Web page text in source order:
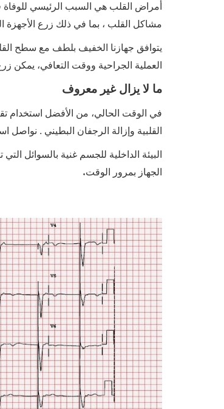
أمراض القلب هي السبب الرئيسي
مشاكل القلب ، بما في ذلك زرع الأجهزة
يتوافق جهازنا الخفيف بلطف مع سطح
العملية الجراحية ووقت التعافي، يمكن
ما لا يزال غير معروف
في الوقت الحالي، من الأفضل استخدام
القلبية وإزالة الرجفان البطيني .
البيئة الداخلية للجسم غنية بالسوائل
الجهاز بمرور الوقت.